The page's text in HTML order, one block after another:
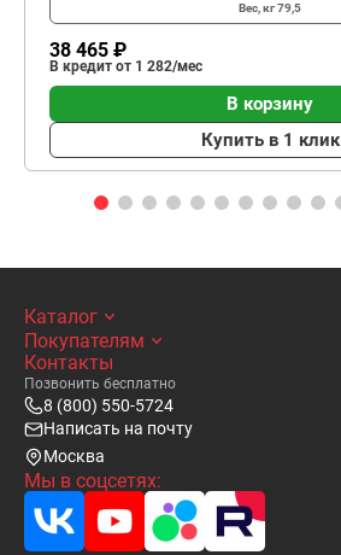
Вес, кг79,5
38 465 ₽
В кредит от 1 282/мес
В корзину
Купить в 1 клик
Каталог
Покупателям
Контакты
Позвонить бесплатно
8 (800) 550-5724
Написать на почту
Москва
Мы в соцсетях: